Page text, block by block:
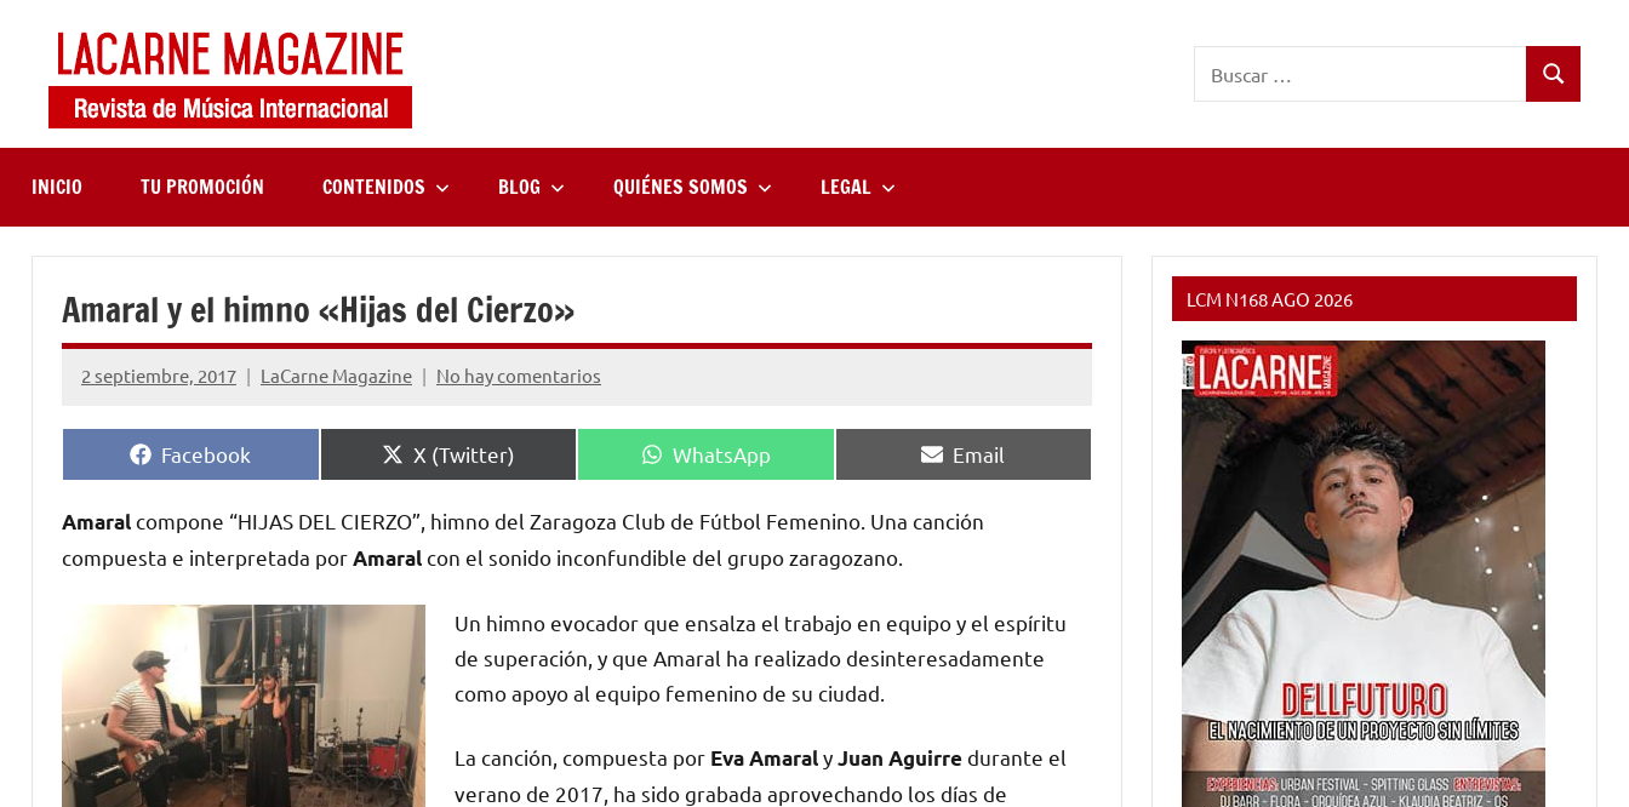
contenido
Magazine
música
internacional
Buscar
INICIO TU PROMOCIÓN CONTENIDOS BLOG QUIÉNES SOMOS LEGAL
Amaral y el himno «Hijas del Cierzo»
2 septiembre, 2017 LaCarne Magazine No hay comentarios
Compartir
en
Facebook
Compartir
en
X (Twitter)
Compartir
en
WhatsApp
Compartir
en
Email
Amaralcompone “HIJAS DEL CIERZO”, himno del Zaragoza Club de Fútbol Femenino. Una canción
compuesta e interpretada porAmaralcon el sonido inconfundible del grupo zaragozano.
Un himno evocador que ensalza el trabajo en equipo y el espíritu
de superación, y que Amaral ha realizado desinteresadamente
como apoyo al equipo femenino de su ciudad.
La canción, compuesta por Eva AmaralyJuan Aguirredurante el
verano de 2017, ha sido grabada aprovechando los días de
LCM N168 AGO 2026